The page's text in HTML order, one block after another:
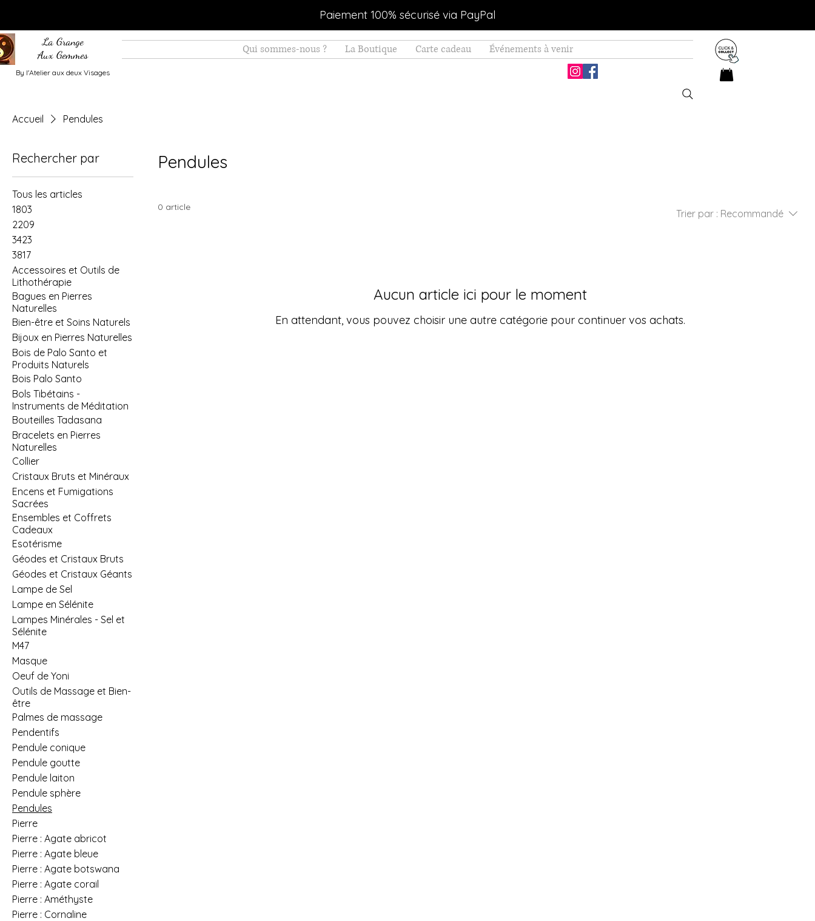
Paiement 100% sécurisé via PayPal
La Grange
Aux Gemmes
By l'Atelier aux deux Visages
Qui sommes-nous ? La Boutique Carte cadeau Événements à venir
Accueil Pendules
Rechercher par
Tous les articles
1803
2209
3423
3817
Accessoires et Outils de
Lithothérapie
Bagues en Pierres
Naturelles
Bien-être et Soins Naturels
Bijoux en Pierres Naturelles
Bois de Palo Santo et
Produits Naturels
Bois Palo Santo
Bols Tibétains -
Instruments de Méditation
Bouteilles Tadasana
Bracelets en Pierres
Naturelles
Collier
Cristaux Bruts et Minéraux
Encens et Fumigations
Sacrées
Ensembles et Coffrets
Cadeaux
Esotérisme
Géodes et Cristaux Bruts
Géodes et Cristaux Géants
Lampe de Sel
Lampe en Sélénite
Lampes Minérales - Sel et
Sélénite
M47
Masque
Oeuf de Yoni
Outils de Massage et Bien-
être
Palmes de massage
Pendentifs
Pendule conique
Pendule goutte
Pendule laiton
Pendule sphère
Pendules
Pierre
Pierre : Agate abricot
Pierre : Agate bleue
Pierre : Agate botswana
Pierre : Agate corail
Pierre : Améthyste
Pierre : Cornaline
Pendules
0 article
Trier par : Recommandé
Aucun article ici pour le moment
En attendant, vous pouvez choisir une autre catégorie pour continuer vos achats.